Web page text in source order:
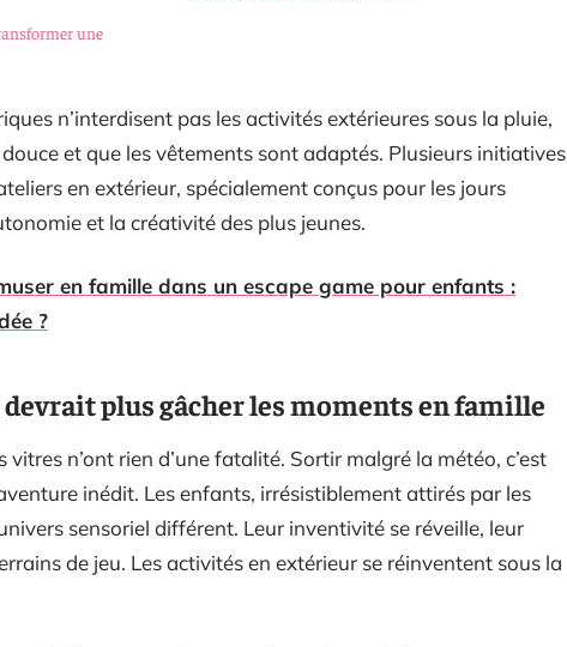
une
n’interdisent pas les activités extérieures sous la pluie,
et que les vêtements sont adaptés. Plusieurs initiatives
en extérieur, spécialement conçus pour les jours
et la créativité des plus jeunes.
en famille dans un escape game pour enfants :
?
plus gâcher les moments en famille
n’ont rien d’une fatalité. Sortir malgré la météo, c’est
inédit. Les enfants, irrésistiblement attirés par les
sensoriel différent. Leur inventivité se réveille, leur
de jeu. Les activités en extérieur se réinventent sous la